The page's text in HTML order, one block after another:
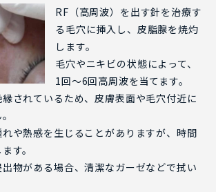
RF（高周波）を出す針を治療す
る毛穴に挿入し、皮脂腺を焼灼
します。
毛穴やニキビの状態によって、
1回～6回高周波を当てます。
されているため、皮膚表面や毛穴付近に
や熱感を生じることがありますが、時間
す。
物がある場合、清潔なガーゼなどで拭い